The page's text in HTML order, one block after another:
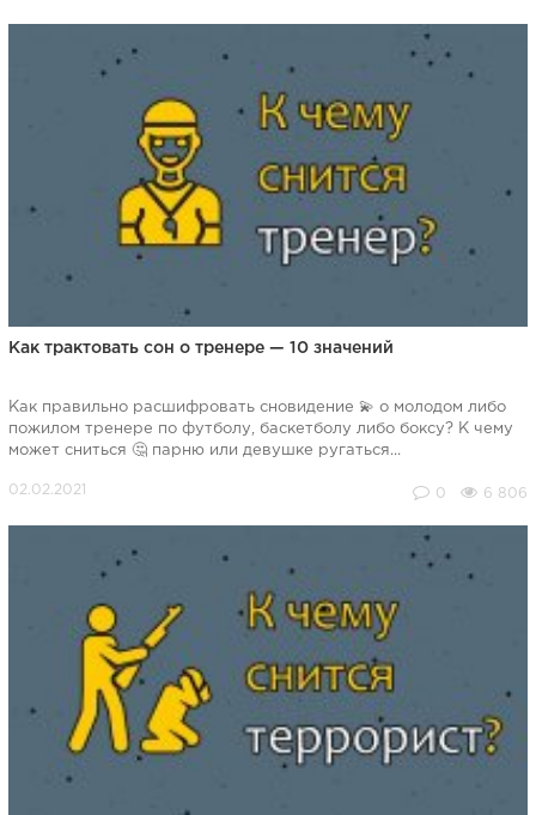
Как трактовать сон о тренере — 10 значений
Как правильно расшифровать сновидение 💫 о молодом либо
пожилом тренере по футболу, баскетболу либо боксу? К чему
может сниться 🤔 парню или девушке ругаться...
0 6 806